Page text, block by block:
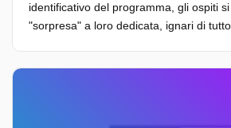
identificativo del programma, gli ospiti
"sorpresa" a loro dedicata, ignari di tutto